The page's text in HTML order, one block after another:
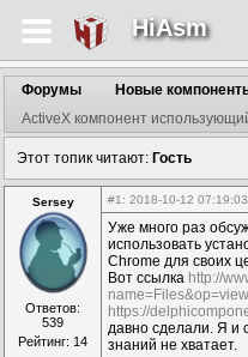
HiAsm
Форумы
Новые
ActiveX компонент
Этот топик читают: Гость
Sersey
Ответов:
539
Рейтинг: 14
#1 : 2018-10-12 07:19:03
Уже много раз
использовать
Chrome для своих
Вот ссылка http://
https://
давно сделали. Я и
знаний не хватает.